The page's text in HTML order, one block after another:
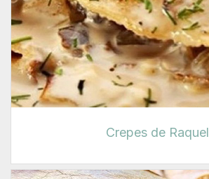
Crepes de Raquel